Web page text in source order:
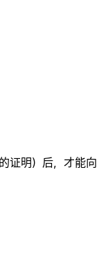
证明）后，才能向